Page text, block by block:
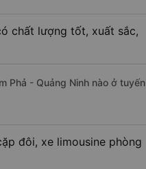
chất lượng tốt, xuất sắc,
Phả - Quảng Ninh nào ở tuyến
đôi, xe limousine phòng